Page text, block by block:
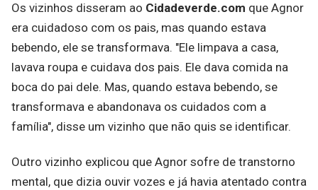
Os vizinhos disseram ao Cidadeverde.com que Agnor
era cuidadoso com os pais, mas quando estava
bebendo, ele se transformava. "Ele limpava a casa,
lavava roupa e cuidava dos pais. Ele dava comida na
boca do pai dele. Mas, quando estava bebendo, se
transformava e abandonava os cuidados com a
família", disse um vizinho que não quis se identificar.
Outro vizinho explicou que Agnor sofre de transtorno
mental, que dizia ouvir vozes e já havia atentado contra